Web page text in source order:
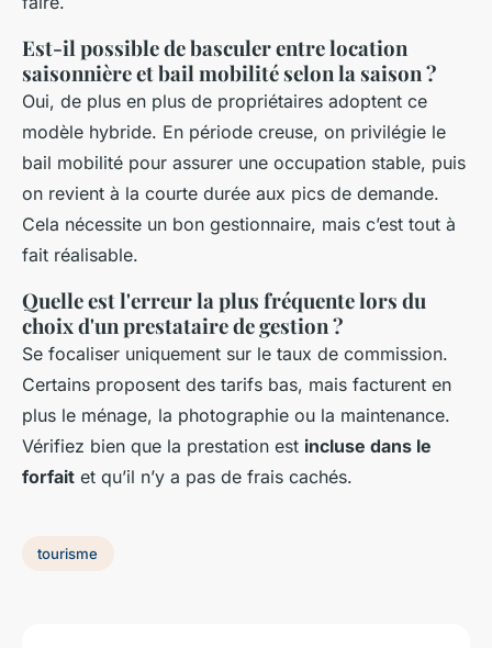
Est-il possible de basculer entre location
saisonnière et bail mobilité selon la saison ?
Oui, de plus en plus de propriétaires adoptent ce
modèle hybride. En période creuse, on privilégie le
bail mobilité pour assurer une occupation stable, puis
on revient à la courte durée aux pics de demande.
Cela nécessite un bon gestionnaire, mais c’est tout à
fait réalisable.
Quelle est l'erreur la plus fréquente lors du
choix d'un prestataire de gestion ?
Se focaliser uniquement sur le taux de commission.
Certains proposent des tarifs bas, mais facturent en
plus le ménage, la photographie ou la maintenance.
Vérifiez bien que la prestation est incluse dans le
forfait et qu’il n’y a pas de frais cachés.
tourisme